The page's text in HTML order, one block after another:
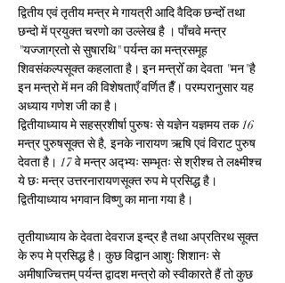
द्वितीय एवं तृतीय मन्त्र मे गायत्री आदि वैदिक छन्दोँ तथा
छन्दो में प्रयुक्त चरणो का उल्लेख है । पाँचवे मन्त्र
"यज्जाग्रतो से सुषारथि" पर्यन्त का मन्त्रसमूह
शिवसंकल्पसूक्त कहलाता है। इन मन्त्रोँ का देवता "मन"है
इन मन्त्रो में मन की विशेषताएँ वर्णित हैँ। परम्परानुसार यह
अध्याय गणेश जी का है।
द्वितीयाध्याय मे सहस्रशीर्षा पुरुषः से यज्ञेन यज्ञमय तक 16
मन्त्र पुरुषसूक्त से है, इनके नारायण ऋषि एवं विराट पुरुष
देवता है। 17 वे मन्त्र अद्भ्यः सम्भृतः से श्रीश्च ते लक्ष्मीश्च
ये छः मन्त्र उत्तरनारायणसूक्त रुप मे प्रसिद्ध है।
द्वितीयाध्याय भगवान विष्णु का माना गया है।
तृतीयाध्याय के देवता देवराज इन्द्र है तथा अप्रतिरथ सूक्त
के रुप मे प्रसिद्ध है। कुछ विद्वान आशुः शिशानः से
अमीषाज्चित्तम् पर्यन्त द्वादश मन्त्रो को स्वीकारते हैं तो कुछ